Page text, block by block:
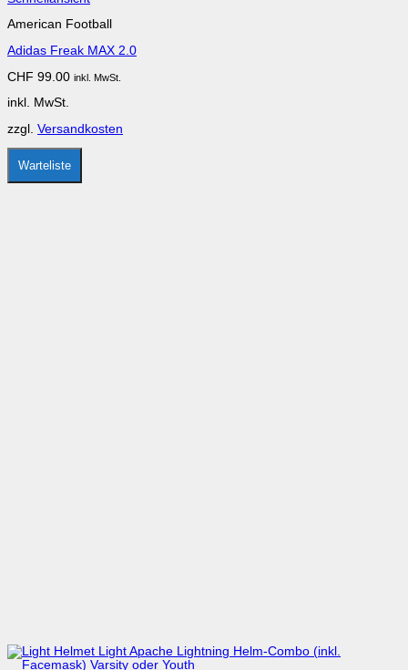
weist
Varianten
Die
können
der
Produktseite
gewählt
American Football
Adidas Freak MAX 2.0
CHF 99.00 inkl. MwSt.
inkl. MwSt.
zzgl. Versandkosten
Warteliste